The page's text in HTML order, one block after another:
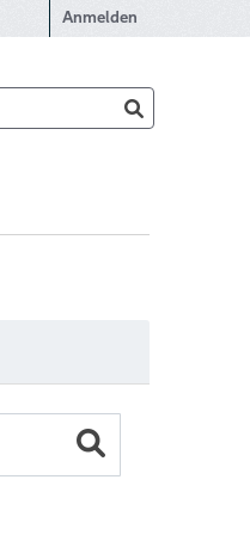
Anmelden